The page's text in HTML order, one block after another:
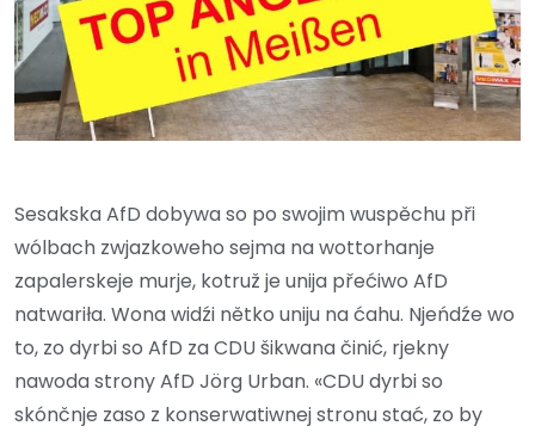
Sesakska AfD dobywa so po swojim wuspěchu při
wólbach zwjazkoweho sejma na wottorhanje
zapalerskeje murje, kotruž je unija přećiwo AfD
natwariła. Wona widźi nětko uniju na ćahu. Njeńdźe wo
to, zo dyrbi so AfD za CDU šikwana činić, rjekny
nawoda strony AfD Jörg Urban. «CDU dyrbi so
skónčnje zaso z konserwatiwnej stronu stać, zo by